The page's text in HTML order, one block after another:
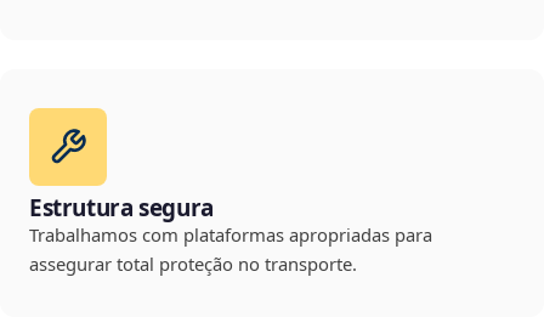
Estrutura segura
Trabalhamos com plataformas apropriadas para
assegurar total proteção no transporte.